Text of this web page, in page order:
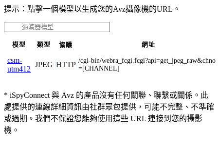
提示：點擊一個模型以生成您的Avz攝像機的URL。
模型 類型 協議 網址
csm-
utm412
JPEG HTTP /cgi-bin/webra_fcgi.fcgi?api=get_jpeg_raw&chno
=[CHANNEL]
* iSpyConnect 與 Avz 的產品沒有任何關聯、聯繫或關係。此
處提供的連線詳細資訊由社群眾包提供，可能不完整、不準確
或過期。我們不保證您能夠使用這些 URL 連接到您的攝影
機。